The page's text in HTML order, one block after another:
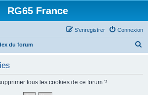
RG65 France
Connexion
S’enregistrer
du forum
tous les cookies de ce forum ?